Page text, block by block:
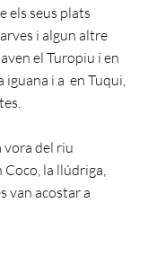
els seus plats
i algun altre
el Turopiu i en
iguana i a en Tuqui,
vora del riu
la llúdriga,
van acostar a